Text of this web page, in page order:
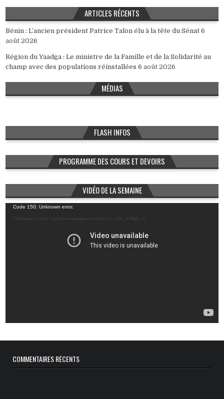
ARTICLES RÉCENTS
Bénin : L’ancien président Patrice Talon élu à la tête du Sénat 6
août 2026
Région du Yaadga : Le ministre de la Famille et de la Solidarité au
champ avec des populations réinstallées 6 août 2026
MÉDIAS
FLASH INFOS
PROGRAMME DES COURS ET DEVOIRS
VIDÉO DE LA SEMAINE
Lecteur
vidéo
Code 150: Unknown error.
Télécharger le fichier: https://www.youtube.com/watch?v=U_MN_YL99Ig&_=1
COMMENTAIRES RÉCENTS